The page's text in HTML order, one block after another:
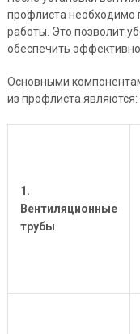
профлиста необходимо
работы. Это позволит
обеспечить
Основными
из профлиста являются:
1.
Вентиляционные
трубы